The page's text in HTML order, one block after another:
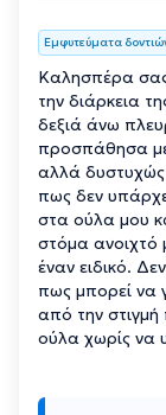
Εμφυτεύματα
Καλησπέρα
την διάρκεια
δεξιά άνω
προσπάθησα
αλλά δυστυχώς
πως δεν
στα ούλα μου
στόμα ανοιχτό
έναν ειδικό.
πως μπορεί να
από την
ούλα χωρίς να